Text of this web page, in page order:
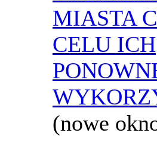
MIASTA
CELU ICH
(nowe